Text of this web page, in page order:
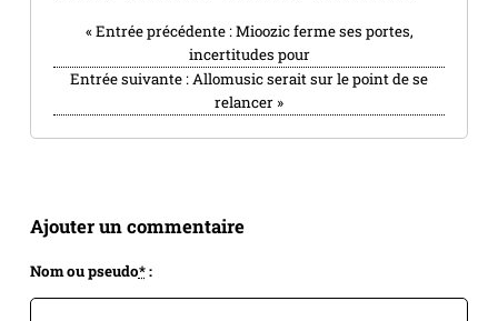
«Entrée précédente :Mioozic ferme ses portes,
incertitudes pour
Entrée suivante :Allomusic serait sur le point de se
relancer »
Ajouter un commentaire
Nom ou pseudo*: